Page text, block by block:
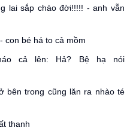
lai sắp chào đời!!!!! - anh vẫn
con bé há to cả mồm
cả lên: Hả? Bệ hạ nói
bên trong cũng lăn ra nhào té
thanh